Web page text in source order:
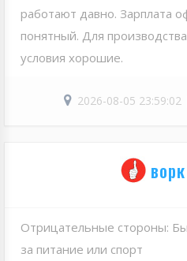
работают давно. Зарплата
понятный. Для
условия хорошие.
2026-08-05
Отрицательные стороны:
за питание или спорт